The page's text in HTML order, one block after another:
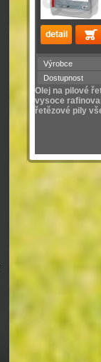
Výrobce
Dostupnost
Olej na pilové
vysoce
řetězové pily